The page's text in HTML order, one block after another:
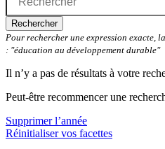
Rechercher
Pour rechercher une expression exacte,
: "éducation au développement durable"
Il n’y a pas de résultats à votre
Peut-être recommencer une
Supprimer l’année
Réinitialiser vos facettes